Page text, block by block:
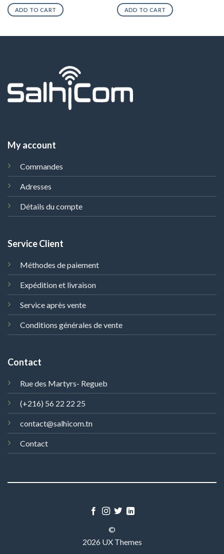
ADD TO CART ADD TO CART
My account
Commandes
Adresses
Détails du compte
Service Client
Méthodes de paiement
Expédition et livraison
Service après vente
Conditions générales de vente
Contact
Rue des Martyrs- Regueb
(+216) 56 22 22 25
contact@salhicom.tn
Contact
©
2026 UX Themes